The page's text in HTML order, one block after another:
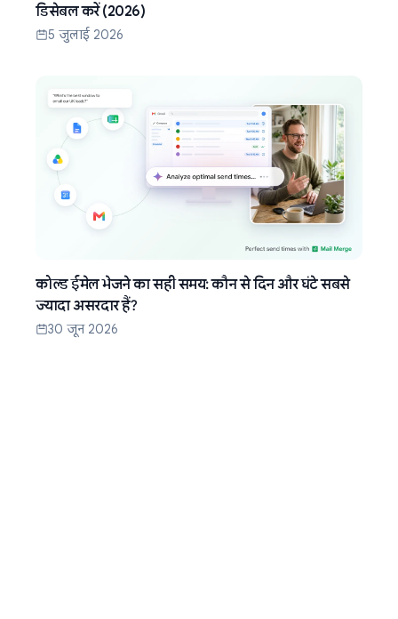
डिसेबल करें (2026)
5 जुलाई 2026
कोल्ड ईमेल भेजने का सही समय: कौन से दिन और घंटे सबसे
ज्यादा असरदार हैं?
30 जून 2026